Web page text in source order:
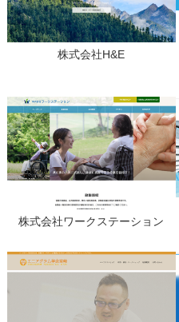
株式会社H&E
株式会社ワークステーション